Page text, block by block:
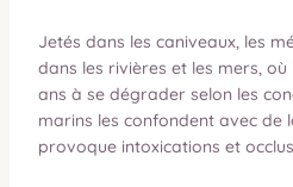
Jetés dans les caniveaux, les
dans les rivières et les mers, où
ans à se dégrader selon les
marins les confondent avec de
provoque intoxications et